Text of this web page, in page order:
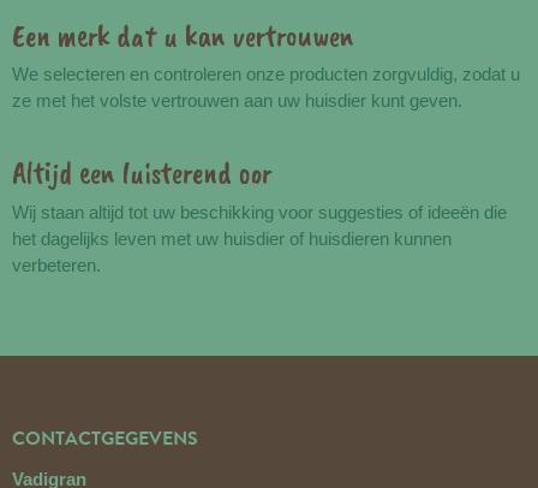
Een merk dat u kan vertrouwen
We selecteren en controleren onze producten zorgvuldig, zodat u
ze met het volste vertrouwen aan uw huisdier kunt geven.
Altijd een luisterend oor
Wij staan altijd tot uw beschikking voor suggesties of ideeën die
het dagelijks leven met uw huisdier of huisdieren kunnen
verbeteren.
CONTACTGEGEVENS
Vadigran